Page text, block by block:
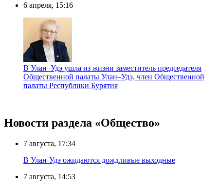
6 апреля, 15:16
В Улан–Удэ ушла из жизни заместитель председателя
Общественной палаты Улан–Удэ, член Общественной
палаты Республики Бурятия
Новости раздела «Общество»
7 августа, 17:34
В Улан-Удэ ожидаются дождливые выходные
7 августа, 14:53